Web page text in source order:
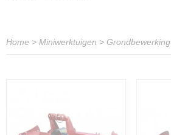
Home > Miniwerktuigen > Grondbewerking